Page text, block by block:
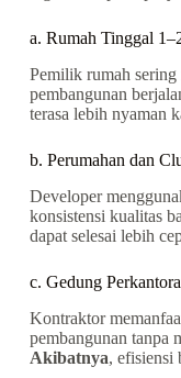
a. Rumah Tinggal
Pemilik rumah sering
pembangunan
terasa lebih nyaman
b. Perumahan dan
Developer
konsistensi kualitas
dapat selesai lebih
c. Gedung
Kontraktor
pembangunan tanpa
Akibatnya, efisiensi